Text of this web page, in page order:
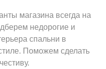
магазина всегда на
недорогие и
спальни в
Поможем сделать